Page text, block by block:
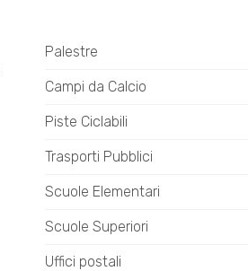
Palestre
Campi da Calcio
Piste Ciclabili
Trasporti Pubblici
Scuole Elementari
Scuole Superiori
Uffici postali